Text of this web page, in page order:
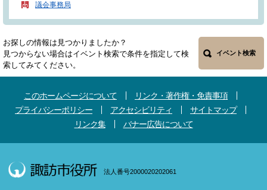
議会事務局
お探しの情報は見つかりましたか？
見つからない場合はイベント検索で条件を指定して検
索してみてください。
イベント検索
このホームページについて
リンク・著作権・免責事項
プライバシーポリシー
アクセシビリティ
サイトマップ
リンク集
バナー広告について
法人番号2000020202061